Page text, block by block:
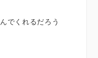
でくれるだろう